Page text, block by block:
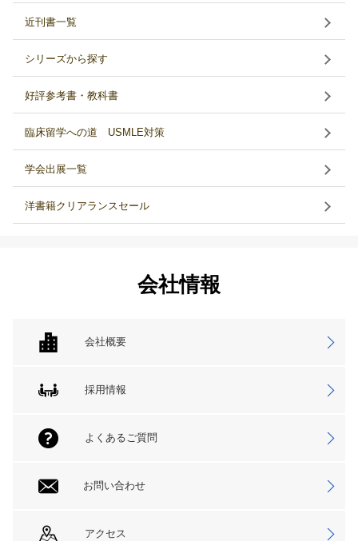
近刊書一覧
シリーズから探す
好評参考書・教科書
臨床留学への道 USMLE対策
学会出展一覧
洋書籍クリアランスセール
会社情報
会社概要
採用情報
よくあるご質問
お問い合わせ
アクセス